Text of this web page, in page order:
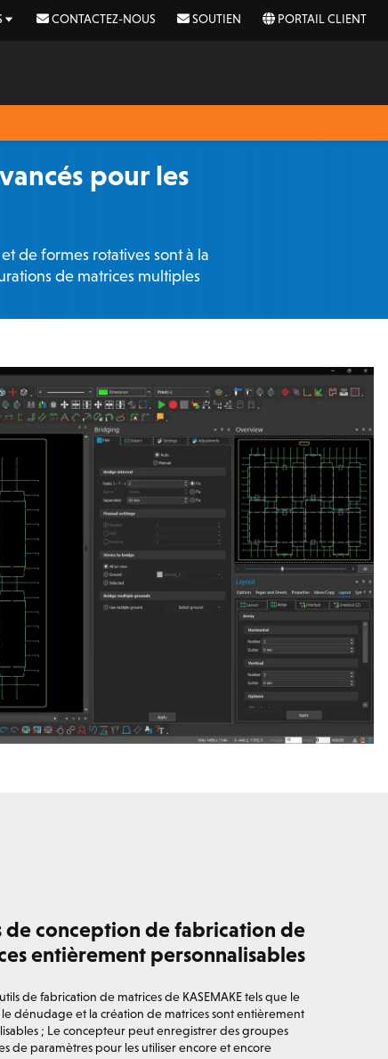
CONTACTEZ-NOUS SOUTIEN PORTAIL CLIENT
pour les
de formes rotatives sont à la
de matrices multiples
de conception de fabrication de
entièrement personnalisables
de fabrication de matrices de KASEMAKE tels que le
dénudage et la création de matrices sont entièrement
; Le concepteur peut enregistrer des groupes
de paramètres pour les utiliser encore et encore